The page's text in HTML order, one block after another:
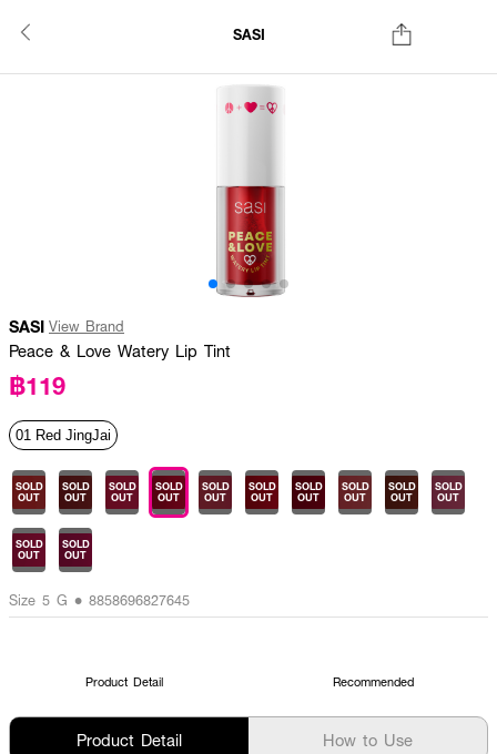
SASI
SASI View Brand
Peace & Love Watery Lip Tint
฿119
01 Red JingJai
SOLD
OUT
SOLD
OUT
SOLD
OUT
SOLD
OUT
SOLD
OUT
SOLD
OUT
SOLD
OUT
SOLD
OUT
SOLD
OUT
SOLD
OUT
SOLD
OUT
SOLD
OUT
Size 5 G • 8858696827645
Product Detail Recommended
Product Detail How to Use